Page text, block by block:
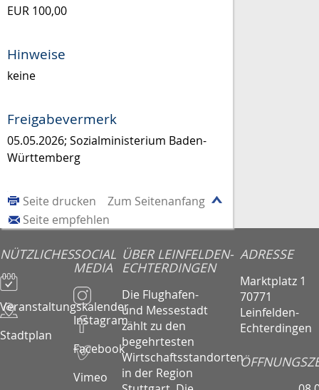
EUR 100,00
Hinweise
keine
Freigabevermerk
05.05.2026; Sozialministerium Baden-
Württemberg
Zum Seitenanfang
Seite drucken
Seite empfehlen
NÜTZLICHES
Veranstaltungskalender
Stadtplan
SOCIAL
MEDIA
Instagram
Facebook
Vimeo
ÜBER LEINFELDEN-
ECHTERDINGEN
Die Flughafen-
und Messestadt
zählt zu den
begehrtesten
Wirtschaftsstandorten
in der Region
ADRESSE
Marktplatz 1
70771
Leinfelden-
Echterdingen